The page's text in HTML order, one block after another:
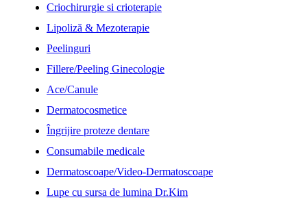
Criochirurgie si crioterapie
Lipoliză & Mezoterapie
Peelinguri
Fillere/Peeling Ginecologie
Ace/Canule
Dermatocosmetice
Îngrijire proteze dentare
Consumabile medicale
Dermatoscoape/Video-Dermatoscoape
Lupe cu sursa de lumina Dr.Kim